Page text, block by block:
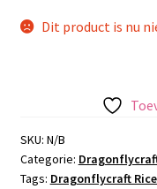
Dit product is nu
SKU: N/B
Categorie:
Tags: Dragonflycraft